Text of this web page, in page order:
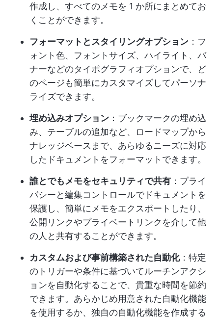
作成し、すべてのメモを 1 か所にまとめてお
くことができます。
フォーマットとスタイリングオプション ：フ
ォント色、フォントサイズ、ハイライト、バ
ナーなどのタイポグラフィオプションで、ど
のページも簡単にカスタマイズしてパーソナ
ライズできます。
埋め込みオプション ：ブックマークの埋め込
み、テーブルの追加など、ロードマップから
ナレッジベースまで、あらゆるニーズに対応
したドキュメントをフォーマットできます。
誰とでもメモをセキュリティで共有 ：プライ
バシーと編集コントロールでドキュメントを
保護し、簡単にメモをエクスポートしたり、
公開リンクやプライベートリンクを介して他
の人と共有することができます。
カスタムおよび事前構築された自動化：特定
のトリガーや条件に基づいてルーチンアクシ
ョンを自動化することで、貴重な時間を節約
できます。あらかじめ用意された自動化機能
を使用するか、独自の自動化機能を作成する